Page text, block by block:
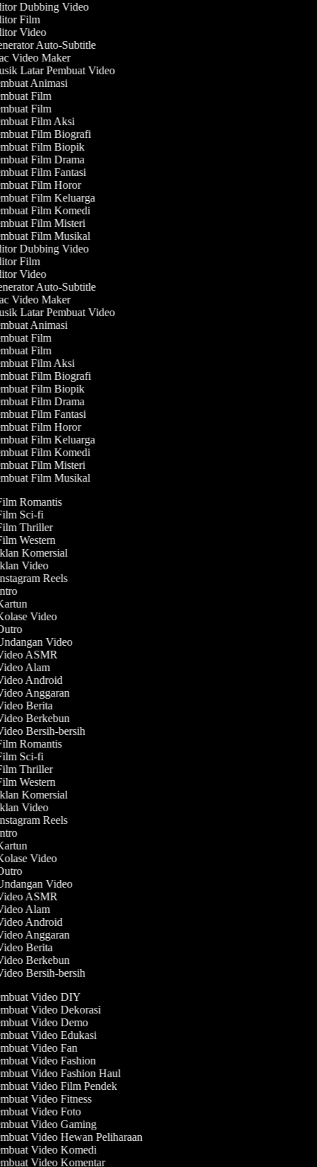
Dubbing Video
Film
Video
Auto-Subtitle
Video Maker
Latar Pembuat Video
Animasi
Film
Film
Film Aksi
Film Biografi
Film Biopik
Film Drama
Film Fantasi
Film Horor
Film Keluarga
Film Komedi
Film Misteri
Film Musikal
Dubbing Video
Film
Video
Auto-Subtitle
Video Maker
Latar Pembuat Video
Animasi
Film
Film
Film Aksi
Film Biografi
Film Biopik
Film Drama
Film Fantasi
Film Horor
Film Keluarga
Film Komedi
Film Misteri
Film Musikal
Romantis
Sci-fi
Thriller
Western
Komersial
Video
Reels
Video
Video
ASMR
Alam
Android
Anggaran
Berita
Berkebun
Bersih-bersih
Romantis
Sci-fi
Thriller
Western
Komersial
Video
Reels
Video
Video
ASMR
Alam
Android
Anggaran
Berita
Berkebun
Bersih-bersih
Video DIY
Video Dekorasi
Video Demo
Video Edukasi
Video Fan
Video Fashion
Video Fashion Haul
Video Film Pendek
Video Fitness
Video Foto
Video Gaming
Video Hewan Peliharaan
Video Komedi
Video Komentar